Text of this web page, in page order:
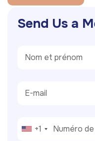
Send Us a M
+1